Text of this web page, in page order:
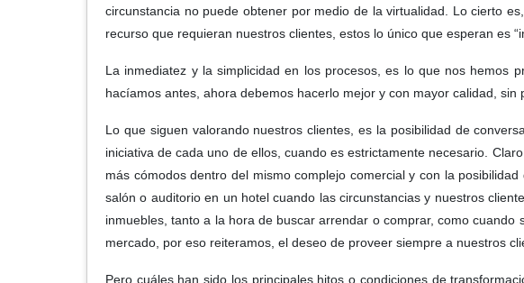
circunstancia no puede obtener por medio de la virtualidad. Lo cierto
recurso que requieran nuestros clientes, estos lo único que esperan es
La inmediatez y la simplicidad en los procesos, es lo que nos hemos
hacíamos antes, ahora debemos hacerlo mejor y con mayor calidad, sin
Lo que siguen valorando nuestros clientes, es la posibilidad de
iniciativa de cada uno de ellos, cuando es estrictamente necesario.
más cómodos dentro del mismo complejo comercial y con la
salón o auditorio en un hotel cuando las circunstancias y nuestros
inmuebles, tanto a la hora de buscar arrendar o comprar, como
mercado, por eso reiteramos, el deseo de proveer siempre a nuestros
Pero cuáles han sido los principales hitos o condiciones de